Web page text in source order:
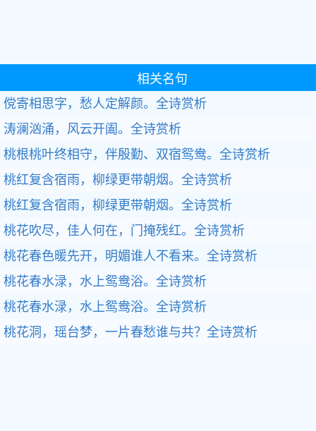
相关名句
傥寄相思字，愁人定解颜。全诗赏析
涛澜汹涌，风云开阖。全诗赏析
桃根桃叶终相守，伴殷勤、双宿鸳鸯。全诗赏析
桃红复含宿雨，柳绿更带朝烟。全诗赏析
桃红复含宿雨，柳绿更带朝烟。全诗赏析
桃花吹尽，佳人何在，门掩残红。全诗赏析
桃花春色暖先开，明媚谁人不看来。全诗赏析
桃花春水渌，水上鸳鸯浴。全诗赏析
桃花春水渌，水上鸳鸯浴。全诗赏析
桃花洞，瑶台梦，一片春愁谁与共？全诗赏析